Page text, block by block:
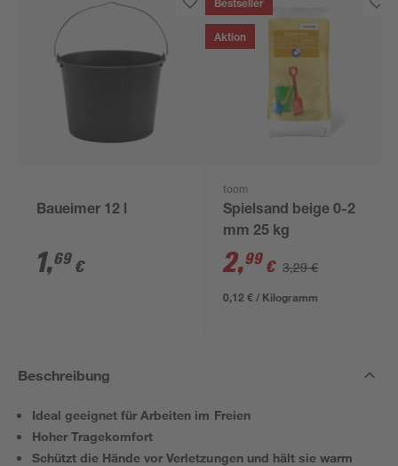
Baueimer 12 l
1,69 €
Bestseller
Aktion
toom
Spielsand beige 0-2
mm 25 kg
2,99 € 3,29 €
0,12 € / Kilogramm
Beschreibung
Ideal geeignet für Arbeiten im Freien
Hoher Tragekomfort
Schützt die Hände vor Verletzungen und hält sie warm